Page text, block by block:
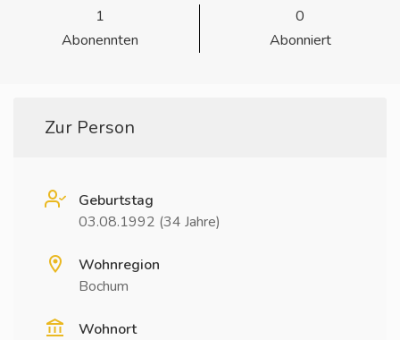
1
Abonennten
0
Abonniert
Zur Person
Geburtstag
03.08.1992 (34 Jahre)
Wohnregion
Bochum
Wohnort